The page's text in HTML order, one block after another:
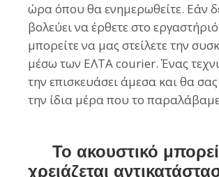
ώρα όπου θα ενημερωθείτε. Εάν
βολεύει να έρθετε στο
μπορείτε να μας στείλετε την
μέσω των ΕΛΤΑ courier. Ένας
την επισκευάσει άμεσα και θα
την ίδια μέρα που το
Το ακουστικό
χρειάζεται